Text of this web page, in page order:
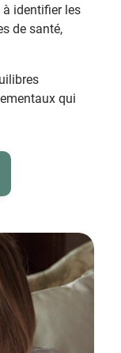
identifier les
de santé,
qui